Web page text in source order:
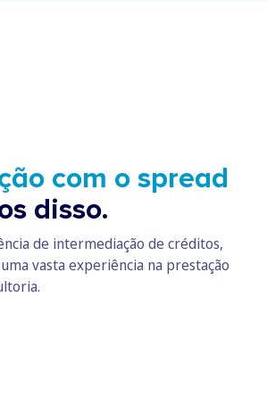
com o spread
disso.
de intermediação de créditos,
vasta experiência na prestação